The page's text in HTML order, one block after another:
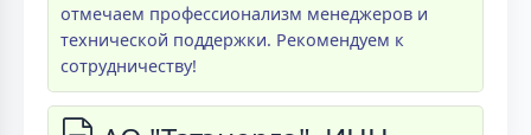
отмечаем профессионализм менеджеров и
технической поддержки. Рекомендуем к
сотрудничеству!